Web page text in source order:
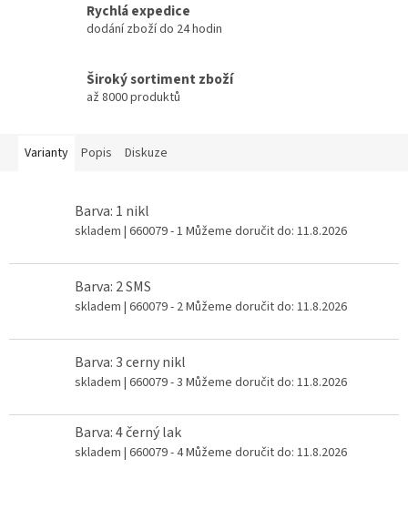
Rychlá expedice
dodání zboží do 24 hodin
Široký sortiment zboží
až 8000 produktů
Varianty Popis Diskuze
Barva: 1 nikl
skladem | 660079 - 1 Můžeme doručit do: 11.8.2026
Barva: 2 SMS
skladem | 660079 - 2Můžeme doručit do: 11.8.2026
Barva: 3 cerny nikl
skladem | 660079 - 3 Můžeme doručit do: 11.8.2026
Barva: 4 černý lak
skladem | 660079 - 4Můžeme doručit do: 11.8.2026